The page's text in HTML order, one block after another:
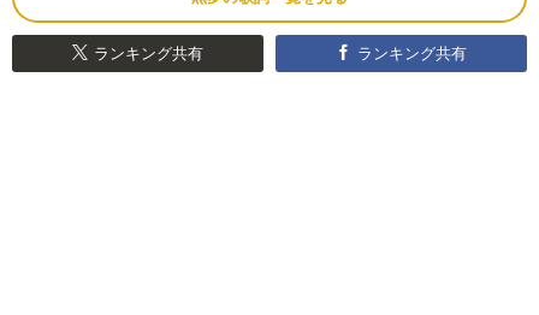
ランキング共有 ランキング共有